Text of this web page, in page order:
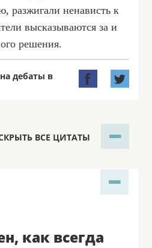
разжигали ненависть к
высказываются за и
решения.
дебаты в  
ВСЕ ЦИТАТЫ
как всегда